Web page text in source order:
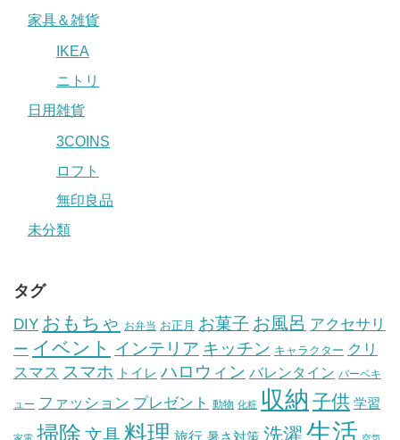
家具＆雑貨
IKEA
ニトリ
日用雑貨
3COINS
ロフト
無印良品
未分類
タグ
DIY おもちゃ お弁当 お正月 お菓子 お風呂 アクセサリ
ー イベント インテリア キッチン キャラクター クリ
スマス スマホ トイレ ハロウィン バレンタイン バーベキ
ュー ファッション プレゼント 動物 化粧 収納 子供 学習
家電 掃除 文具料理 旅行 暑さ対策 洗濯 生活 空気